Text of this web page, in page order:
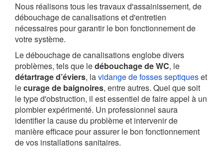
Nous réalisons tous les travaux d'assainissement, de
débouchage de canalisations et d'entretien
nécessaires pour garantir le bon fonctionnement de
votre système.
Le débouchage de canalisations englobe divers
problèmes, tels que ledébouchage de WC, le
détartrage d’éviers, lavidange de fosses septiqueset
lecurage de baignoires, entre autres. Quel que soit
le type d'obstruction, il est essentiel de faire appel à un
plombier expérimenté. Un professionnel saura
identifier la cause du problème et intervenir de
manière efficace pour assurer le bon fonctionnement
de vos installations sanitaires.